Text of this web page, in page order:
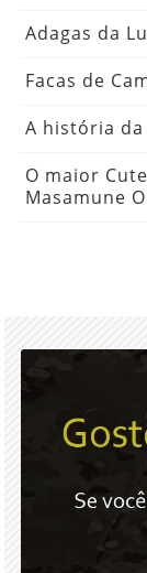
Adagas da
Facas de
A história da
O maior
Masamune